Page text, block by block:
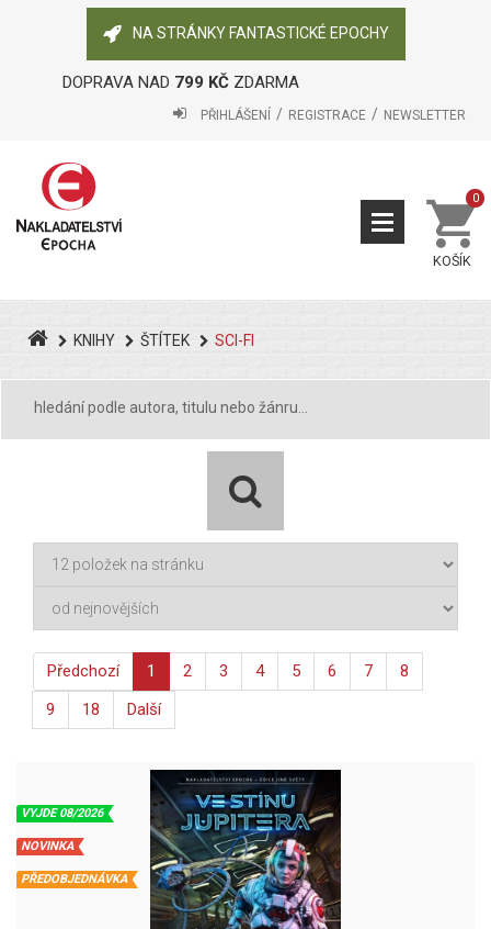
NA STRÁNKY FANTASTICKÉ EPOCHY
DOPRAVA NAD 799 KČZDARMA
PŘIHLÁŠENÍ REGISTRACE NEWSLETTER
KOŠÍK
0
KNIHY ŠTÍTEK SCI-FI
Předchozí 1 2 3 4 5 6 7
8
9
18 Další
VYJDE 08/2026
NOVINKA
PŘEDOBJEDNÁVKA